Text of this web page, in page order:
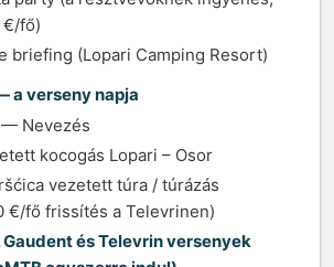
€/fő)
briefing (Lopari Camping Resort)
a verseny napja
— Nevezés
kocogás Lopari – Osor
vezetett túra / túrázás
€/fő frissítés a Televrinen)
Gaudent és Televrin versenyek